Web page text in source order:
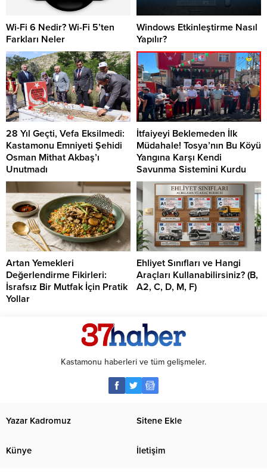
Wi-Fi 6 Nedir? Wi-Fi 5’ten
Farkları Neler
Windows Etkinleştirme Nasıl
Yapılır?
28 Yıl Geçti, Vefa Eksilmedi:
Kastamonu Emniyeti Şehidi
Osman Mithat Akbaş’ı
Unutmadı
İtfaiyeyi Beklemeden İlk
Müdahale! Tosya’nın Bu Köyü
Yangına Karşı Kendi
Savunma Sistemini Kurdu
Artan Yemekleri
Değerlendirme Fikirleri:
İsrafsız Bir Mutfak İçin Pratik
Yollar
Ehliyet Sınıfları ve Hangi
Araçları Kullanabilirsiniz? (B,
A2, C, D, M, F)
Kastamonu haberleri ve tüm gelişmeler.
Yazar Kadromuz Sitene Ekle
Künye İletişim